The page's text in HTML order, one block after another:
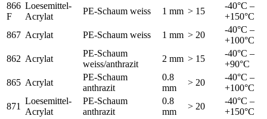
866
F
Loesemittel-
Acrylat
PE-Schaum weiss 1 mm > 15
-40°C –
+150°C
867 Acrylat PE-Schaum weiss 1 mm > 20
-40°C –
+100°C
862 Acrylat
PE-Schaum
weiss/anthrazit
2 mm > 15
-40°C –
+90°C
865 Acrylat
PE-Schaum
anthrazit
0.8
mm
> 20
-40°C –
+100°C
871
Loesemittel-
Acrylat
PE-Schaum
anthrazit
0.8
mm
> 20
-40°C –
+150°C